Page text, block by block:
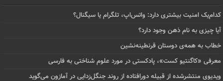
کدام‌یک امنیت بیشتری دارد: واتس‌اپ، تلگرام یا سیگنال؟
آیا چیزی به نام ذهن وجود دارد؟
خطاب به همه‌ی دوستان قرنطینه‌نشین
معرفی «کاگنتیو کست»، پادکستی در مورد علوم شناختی به فارسی
ویدیوی منتشرشده از قبیله دورافتاده‌ از روند جنگل‌زدایی در آمازون می‌گوید